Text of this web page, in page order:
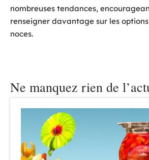
nombreuses tendances,
renseigner davantage sur les
noces.
Ne manquez rien de